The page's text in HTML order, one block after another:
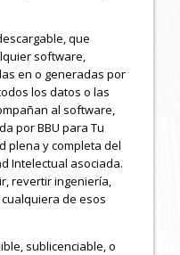
que
software,
en o generadas por
los datos o las
al software,
por BBU para Tu
plena y completa del
Intelectual asociada.
revertir ingeniería,
de esos
sublicenciable, o